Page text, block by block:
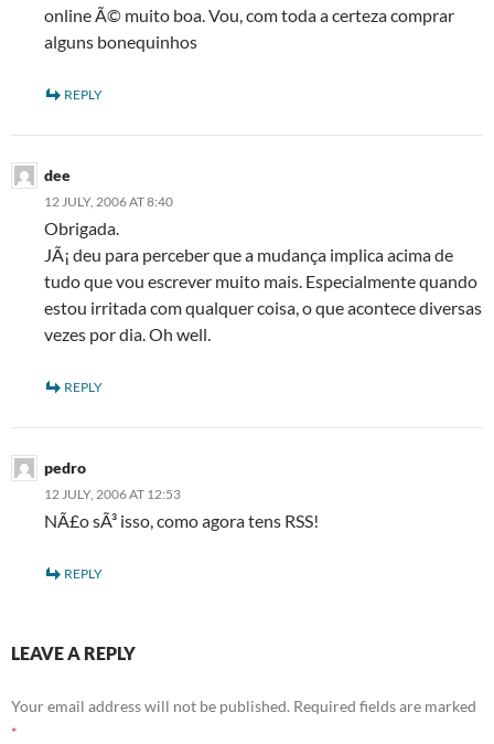
online Ã© muito boa. Vou, com toda a certeza comprar
alguns bonequinhos
REPLY
dee
12 JULY, 2006 AT 8:40
Obrigada.
JÃ¡ deu para perceber que a mudança implica acima de
tudo que vou escrever muito mais. Especialmente quando
estou irritada com qualquer coisa, o que acontece diversas
vezes por dia. Oh well.
REPLY
pedro
12 JULY, 2006 AT 12:53
NÃ£o sÃ³ isso, como agora tens RSS!
REPLY
LEAVE A REPLY
Your email address will not be published. Required fields are marked
*